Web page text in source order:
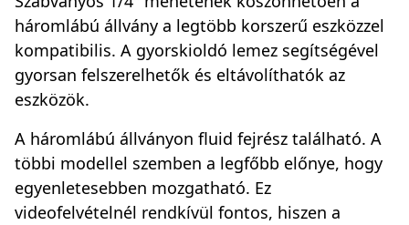
háromlábú állvány a legtöbb korszerű eszközzel
kompatibilis. A gyorskioldó lemez segítségével
gyorsan felszerelhetők és eltávolíthatók az
eszközök.
A háromlábú állványon fluid fejrész található. A
többi modellel szemben a legfőbb előnye, hogy
egyenletesebben mozgatható. Ez
videofelvételnél rendkívül fontos, hiszen a